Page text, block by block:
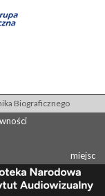
Biograficznego
miejsc